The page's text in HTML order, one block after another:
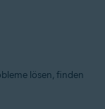
lösen, finden